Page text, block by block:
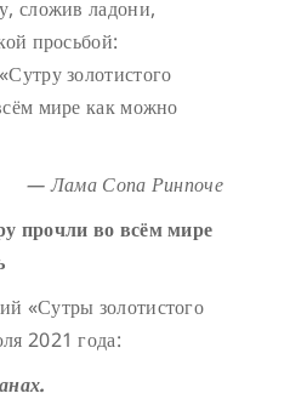
сложив ладони,
просьбой:
золотистого
мире как можно
— Лама Сопа Ринпоче
прочли во всём мире
«Сутры золотистого
2021 года: